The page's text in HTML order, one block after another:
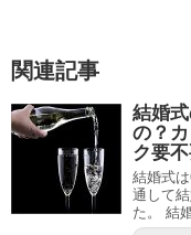
関連記事
結婚
の？
ク要
結婚式
通して
た。 結